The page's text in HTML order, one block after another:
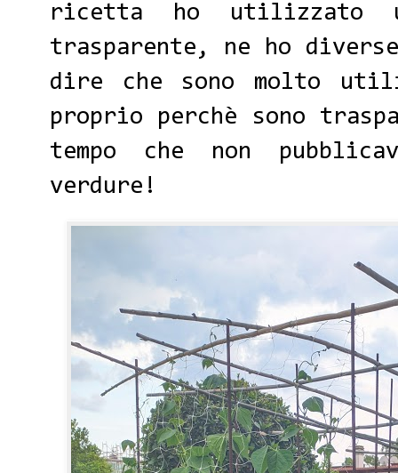
ricetta ho utilizzato
trasparente, ne ho
dire che sono molto
proprio perchè sono
tempo che non
verdure!